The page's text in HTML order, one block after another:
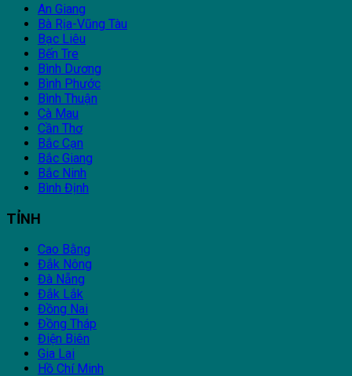
An Giang
Bà Rịa-Vũng Tàu
Bạc Liêu
Bến Tre
Bình Dương
Bình Phước
Bình Thuận
Cà Mau
Cần Thơ
Bắc Cạn
Bắc Giang
Bắc Ninh
Bình Định
TỈNH
Cao Bằng
Đắk Nông
Đà Nẵng
Đắk Lắk
Đồng Nai
Đồng Tháp
Điện Biên
Gia Lai
Hồ Chí Minh